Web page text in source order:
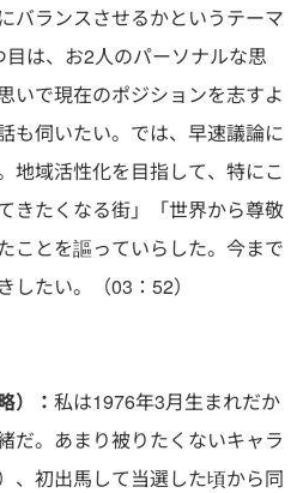
バランスさせるかというテーマ
は、お2人のパーソナルな思
いで現在のポジションを志すよ
も伺いたい。では、早速議論に
地域活性化を目指して、特にこ
きたくなる街」「世界から尊敬
ことを謳っていらした。今まで
したい。（03：52）
）： 私は1976年3月生まれだか
だ。あまり被りたくないキャラ
、初出馬して当選した頃から同